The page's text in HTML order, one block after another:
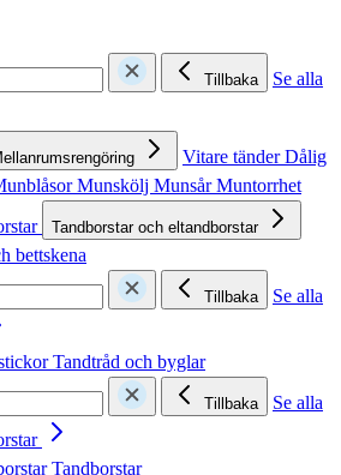
Tillbaka
Se alla
Vitare tänderDålig
Munskölj MunsårMuntorrhet
Tandborstar och eltandborstar
bettskena
Tillbaka
Se alla
Tandtråd och byglar
Tillbaka
Se alla
Tandborstar